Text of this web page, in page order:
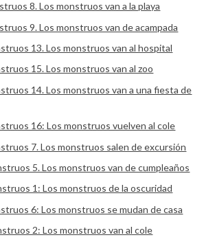
8. Los monstruos van a la playa
9. Los monstruos van de acampada
13. Los monstruos van al hospital
15. Los monstruos van al zoo
14. Los monstruos van a una fiesta de
16: Los monstruos vuelven al cole
7. Los monstruos salen de excursión
5. Los monstruos van de cumpleaños
1: Los monstruos de la oscuridad
6: Los monstruos se mudan de casa
2: Los monstruos van al cole